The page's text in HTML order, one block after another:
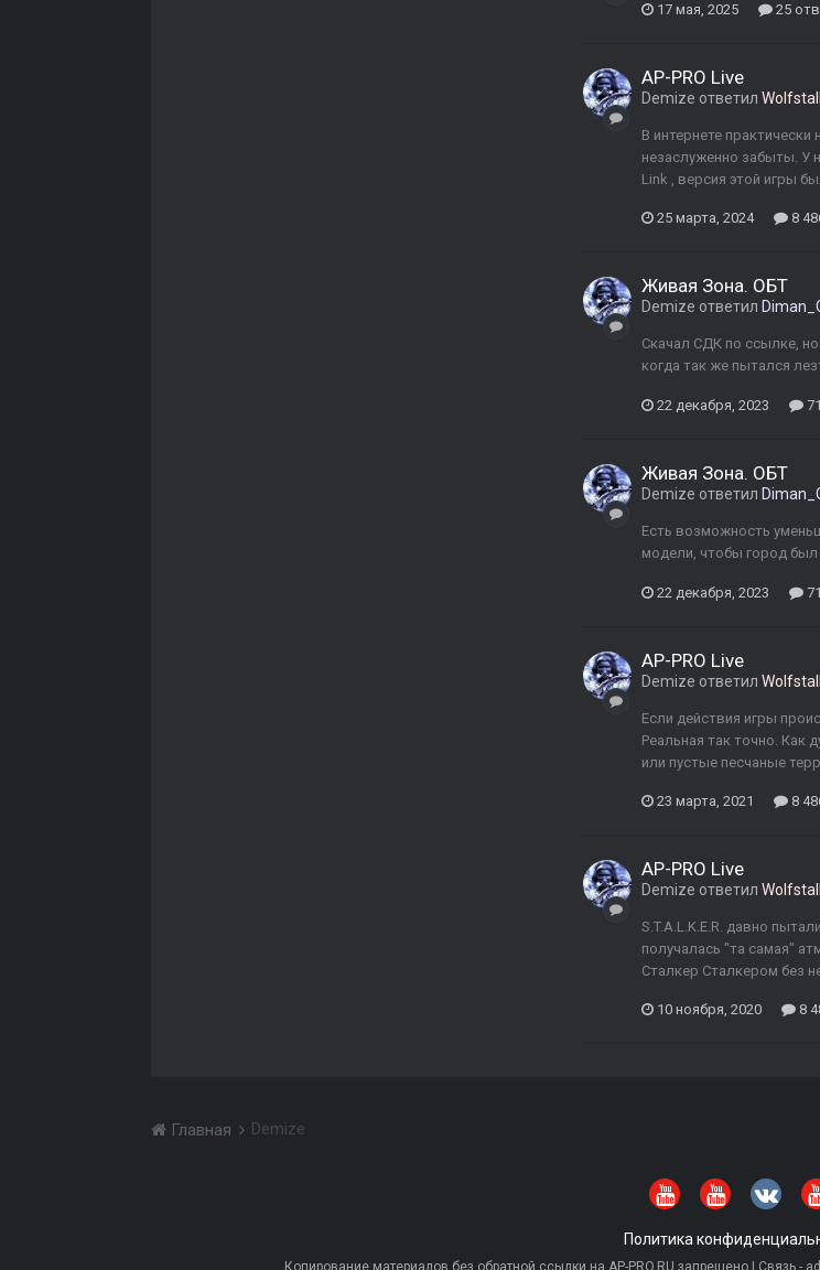
17 мая, 2025 25
AP-PRO Live
Demize ответил
В интернете
незаслуженно забыты. У
Link , версия этой игры
25 марта, 2024 8
Живая Зона. ОБТ
Demize ответил
Скачал СДК по ссылке,
когда так же пытался
22 декабря, 2023
Живая Зона. ОБТ
Demize ответил
Есть возможность
модели, чтобы город
22 декабря, 2023
AP-PRO Live
Demize ответил
Если действия игры
Реальная так точно. Как
или пустые песчаные
23 марта, 2021 8
AP-PRO Live
Demize ответил
S.T.A.L.K.E.R. давно
получалась "та самая"
Сталкер Сталкером без
10 ноября, 2020 8
Главная Demize
Политика
Копирование материалов без обратной ссылки на AP-PRO.RU запрещено | Связь -